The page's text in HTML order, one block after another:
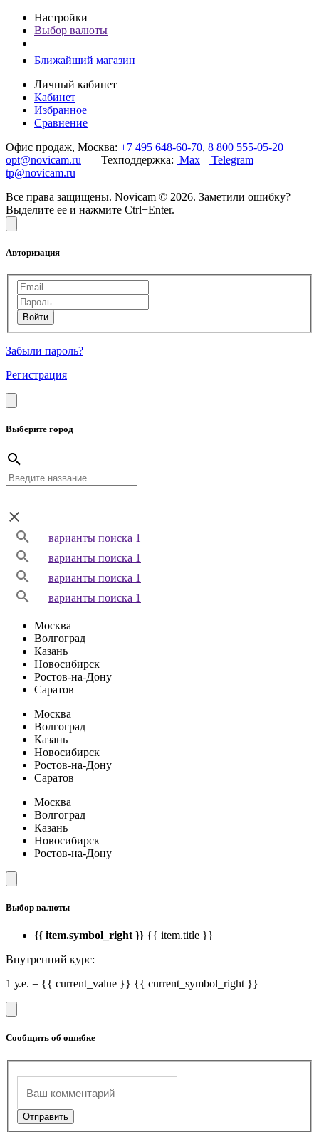
Настройки
Выбор валюты
Ближайший магазин
Личный кабинет
Кабинет
Избранное
Сравнение
Офис продаж, Москва: +7 495 648-60-70, 8 800 555-05-20
opt@novicam.ru Техподдержка: Max
Telegram
tp@novicam.ru
Все права защищены. Novicam © 2026. Заметили ошибку?
Выделите ее и нажмите Ctrl+Enter.
Авторизация
Забыли пароль?
Регистрация
Выберите город
варианты поиска 1
варианты поиска 1
варианты поиска 1
варианты поиска 1
Москва
Волгоград
Казань
Новосибирск
Ростов-на-Дону
Саратов
Москва
Волгоград
Казань
Новосибирск
Ростов-на-Дону
Саратов
Москва
Волгоград
Казань
Новосибирск
Ростов-на-Дону
Выбор валюты
{{ item.symbol_right }} {{ item.title }}
Внутренний курс:
1 у.е. = {{ current_value }} {{ current_symbol_right }}
Сообщить об ошибке